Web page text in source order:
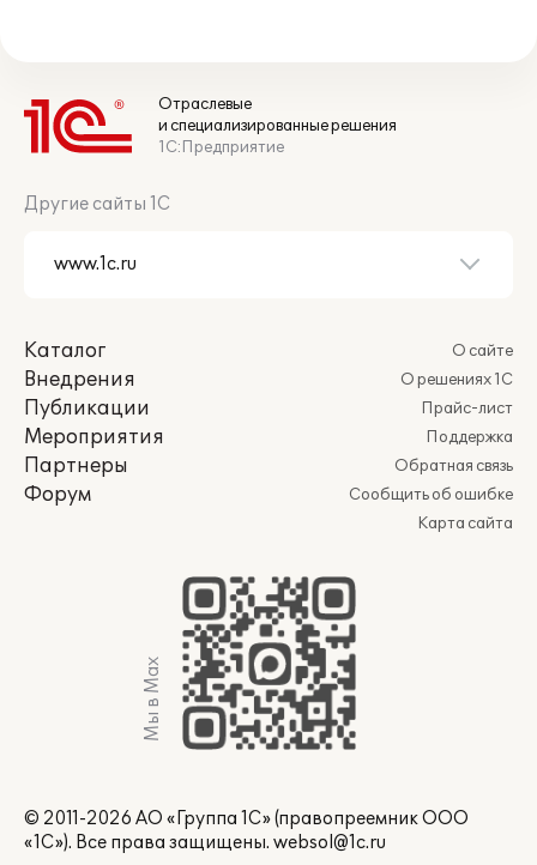
Отраслевые
и специализированные решения
1С:Предприятие
Другие сайты 1С
Каталог
Внедрения
Публикации
Мероприятия
Партнеры
Форум
О сайте
О решениях 1С
Прайс-лист
Поддержка
Обратная связь
Сообщить об ошибке
Карта сайта
Мы в Max
© 2011-2026 АО «Группа 1С» (правопреемник ООО
«1С»). Все права защищены. websol@1c.ru